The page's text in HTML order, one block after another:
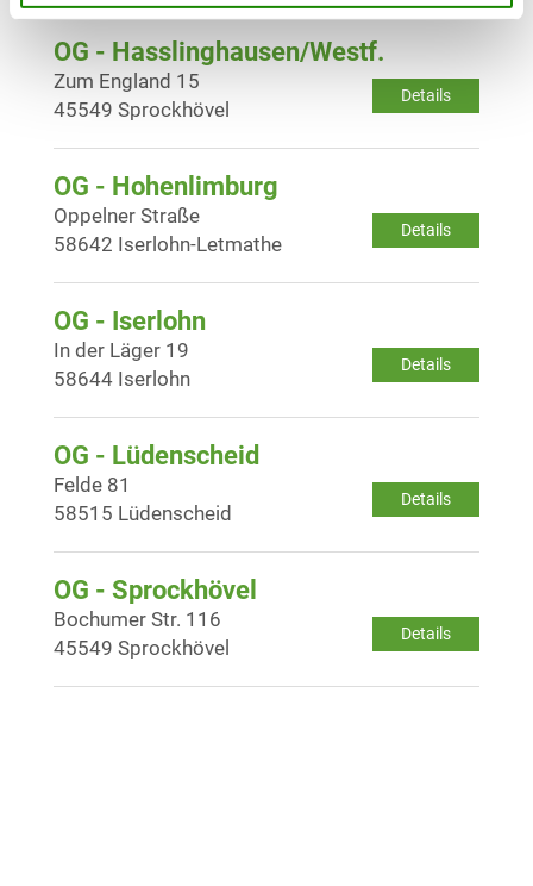
OG - Hasslinghausen/Westf.
Details
Zum England 15
45549 Sprockhövel
OG - Hohenlimburg
Details
Oppelner Straße
58642 Iserlohn-Letmathe
OG - Iserlohn
Details
In der Läger 19
58644 Iserlohn
OG - Lüdenscheid
Details
Felde 81
58515 Lüdenscheid
OG - Sprockhövel
Details
Bochumer Str. 116
45549 Sprockhövel